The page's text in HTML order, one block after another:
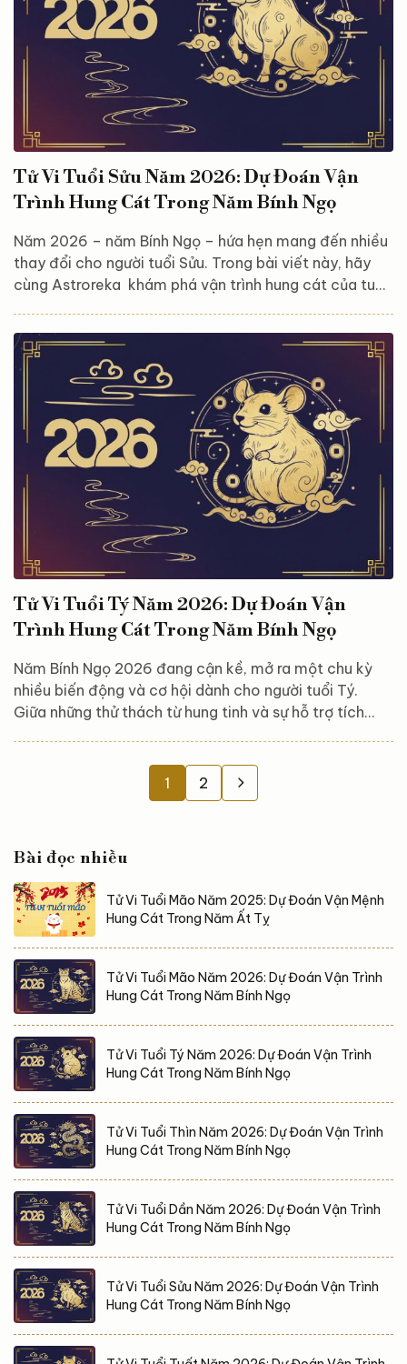
Tử Vi Tuổi Sửu Năm 2026: Dự Đoán Vận
Trình Hung Cát Trong Năm Bính Ngọ
Năm 2026 – năm Bính Ngọ – hứa hẹn mang đến nhiều
thay đổi cho người tuổi Sửu. Trong bài viết này, hãy
cùng Astroreka khám phá vận trình hung cát của tuổi
mới với tâm thế vững vàng và lạc quan. Tổng quan
vận trình tuổi Sửu năm 2026 Năm 2026 – năm Bính
Ngọ – mở ra một giai đoạn mới với vận trình Hại Thái
Tuế dành cho người tuổi Sửu. Điều này báo...
Tử Vi Tuổi Tý Năm 2026: Dự Đoán Vận
Trình Hung Cát Trong Năm Bính Ngọ
Năm Bính Ngọ 2026 đang cận kề, mở ra một chu kỳ
nhiều biến động và cơ hội dành cho người tuổi Tý.
Giữa những thử thách từ hung tinh và sự hỗ trợ tích
khám phá dự báo tử vi chi tiết, đồng thời nắm vững
những định hướng quan trọng để chủ động hóa giải
1 2
Bài đọc nhiều
Tử Vi Tuổi Mão Năm 2025: Dự Đoán Vận Mệnh
Hung Cát Trong Năm Ất Tỵ
Tử Vi Tuổi Mão Năm 2026: Dự Đoán Vận Trình
Hung Cát Trong Năm Bính Ngọ
Tử Vi Tuổi Tý Năm 2026: Dự Đoán Vận Trình
Hung Cát Trong Năm Bính Ngọ
Tử Vi Tuổi Thìn Năm 2026: Dự Đoán Vận Trình
Hung Cát Trong Năm Bính Ngọ
Tử Vi Tuổi Dần Năm 2026: Dự Đoán Vận Trình
Hung Cát Trong Năm Bính Ngọ
Tử Vi Tuổi Sửu Năm 2026: Dự Đoán Vận Trình
Hung Cát Trong Năm Bính Ngọ